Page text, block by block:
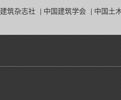
建筑杂志社 中国建筑学会 中国土